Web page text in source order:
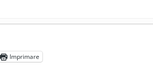
Ucrainei, Volodymyr Zelensky
2026
poetului Octavian Goga, înlăturat din Iași
Imprimare